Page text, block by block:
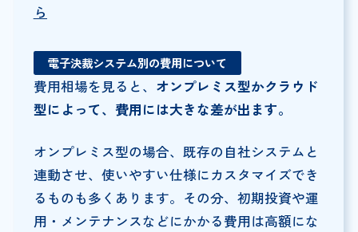
ら
電子決裁システム別の費用について
費用相場を見ると、 オンプレミス型かクラウド
型によって、費用には大きな差が出ます。
オンプレミス型の場合、既存の自社システムと
連動させ、使いやすい仕様にカスタマイズでき
るものも多くあります。その分、初期投資や運
用・メンテナンスなどにかかる費用は高額にな